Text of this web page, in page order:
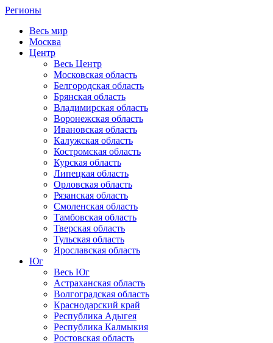
Регионы
Весь мир
Москва
Центр
Весь Центр
Московская область
Белгородская область
Брянская область
Владимирская область
Воронежская область
Ивановская область
Калужская область
Костромская область
Курская область
Липецкая область
Орловская область
Рязанская область
Смоленская область
Тамбовская область
Тверская область
Тульская область
Ярославская область
Юг
Весь Юг
Астраханская область
Волгоградская область
Краснодарский край
Республика Адыгея
Республика Калмыкия
Ростовская область